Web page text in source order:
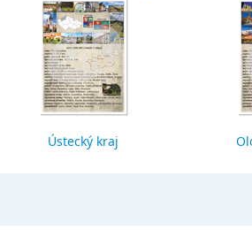
Ústecký kraj